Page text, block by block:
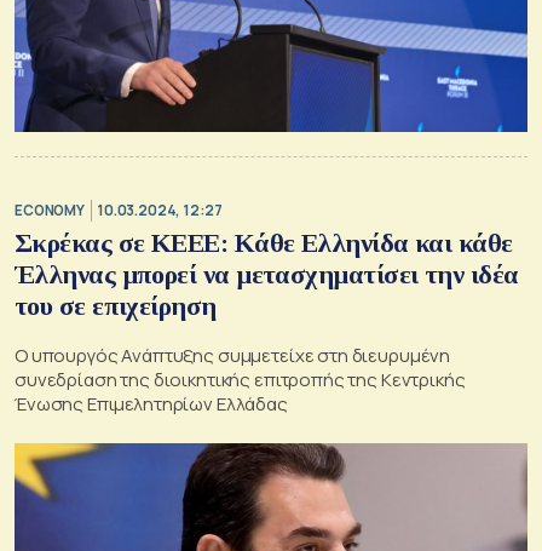
ECONOMY 10.03.2024, 12:27
Σκρέκας σε ΚΕΕΕ: Κάθε Ελληνίδα και κάθε
Έλληνας μπορεί να μετασχηματίσει την ιδέα
του σε επιχείρηση
Ο υπουργός Ανάπτυξης συμμετείχε στη διευρυμένη
συνεδρίαση της διοικητικής επιτροπής της Κεντρικής
Ένωσης Επιμελητηρίων Ελλάδας